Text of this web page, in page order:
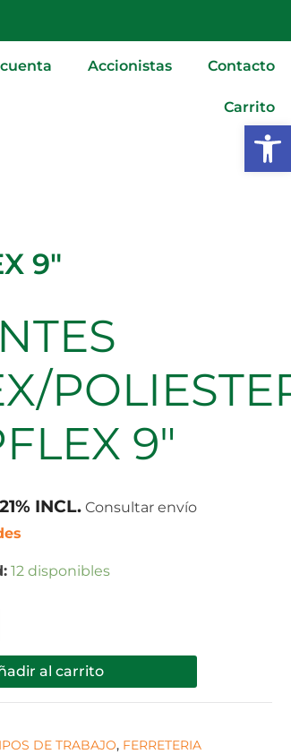
Accionistas Contacto
Carrito
9″
9″
INCL. Consultar envío
12 disponibles
al carrito
DE TRABAJO, FERRETERIA